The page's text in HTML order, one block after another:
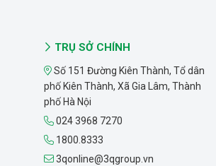
TRỤ SỞ CHÍNH
Số 151 Đường Kiên Thành, Tổ dân
phố Kiên Thành, Xã Gia Lâm, Thành
phố Hà Nội
024 3968 7270
1800.8333
3qonline@3qgroup.vn